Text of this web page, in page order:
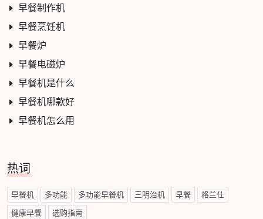
早餐制作机
早餐烹饪机
早餐炉
早餐电磁炉
早餐机是什么
早餐机哪款好
早餐机怎么用
热词
早餐机 多功能 多功能早餐机 三明治机 早餐 格兰仕
健康早餐 选购指南